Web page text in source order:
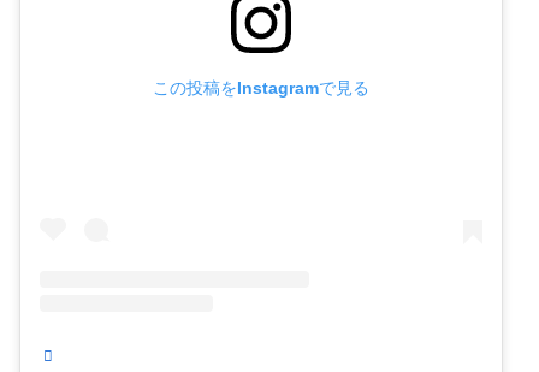
この投稿をInstagramで見る